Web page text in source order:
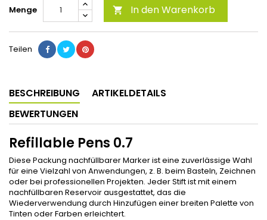
Menge  In den Warenkorb
Teilen
BESCHREIBUNG
ARTIKELDETAILS
BEWERTUNGEN
Refillable Pens 0.7
Diese Packung nachfüllbarer Marker ist eine zuverlässige Wahl
für eine Vielzahl von Anwendungen, z. B. beim Basteln, Zeichnen
oder bei professionellen Projekten. Jeder Stift ist mit einem
nachfüllbaren Reservoir ausgestattet, das die
Wiederverwendung durch Hinzufügen einer breiten Palette von
Tinten oder Farben erleichtert.